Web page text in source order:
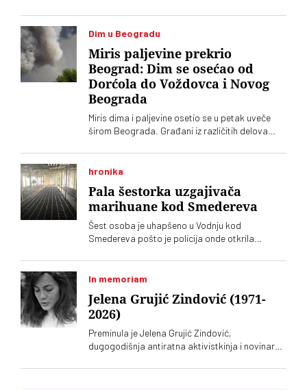
devet terenskih vozila, a najugroženije je
područje Šumarka
Dim u Beogradu
Miris paljevine prekrio
Beograd: Dim se osećao od
Dorćola do Voždovca i Novog
Beograda
Miris dima i paljevine osetio se u petak uveče
širom Beograda. Građani iz različitih delova
hronika
Pala šestorka uzgajivača
marihuane kod Smedereva
Šest osoba je uhapšeno u Vodnju kod
Smedereva pošto je policija onde otkrila
In memoriam
Jelena Grujić Zindović (1971-
2026)
Preminula je Jelena Grujić Zindović,
dugogodišnja antiratna aktivistkinja i novinarka